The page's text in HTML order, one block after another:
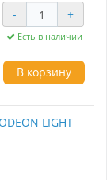
зеленого до
цвета до
съемный
из настоящей
- +
Есть в наличии
В корзину
LIGHT